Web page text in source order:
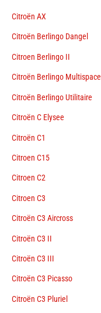
Citroën AX
Citroën Berlingo Dangel
Citroen Berlingo II
Citroën Berlingo Multispace
Citroën Berlingo Utilitaire
Citroën C Elysee
Citroën C1
Citroen C15
Citroen C2
Citroen C3
Citroën C3 Aircross
Citroën C3 II
Citroën C3 III
Citroën C3 Picasso
Citroën C3 Pluriel